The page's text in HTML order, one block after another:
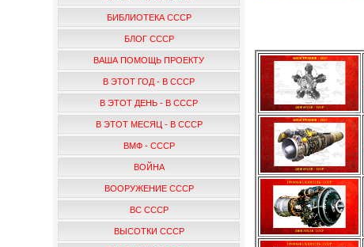
БИБЛИОТЕКА СССР
БЛОГ СССР
ВАША ПОМОЩЬ ПРОЕКТУ
В ЭТОТ ГОД - В СССР
В ЭТОТ ДЕНЬ - В СССР
В ЭТОТ МЕСЯЦ - В СССР
ВМФ - СССР
ВОЙНА
ВООРУЖЕНИЕ СССР
ВС СССР
ВЫСОТКИ СССР